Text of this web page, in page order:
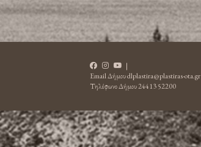
|
Email Δήμουdlplastira@plastiras-ota.gr
Τηλέφωνο Δήμου24413 52200